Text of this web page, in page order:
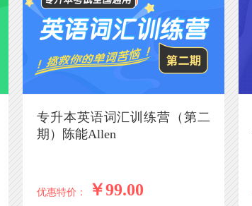
专升本英语词汇训练营（第二
期）陈能Allen
优惠特价： ￥99.00